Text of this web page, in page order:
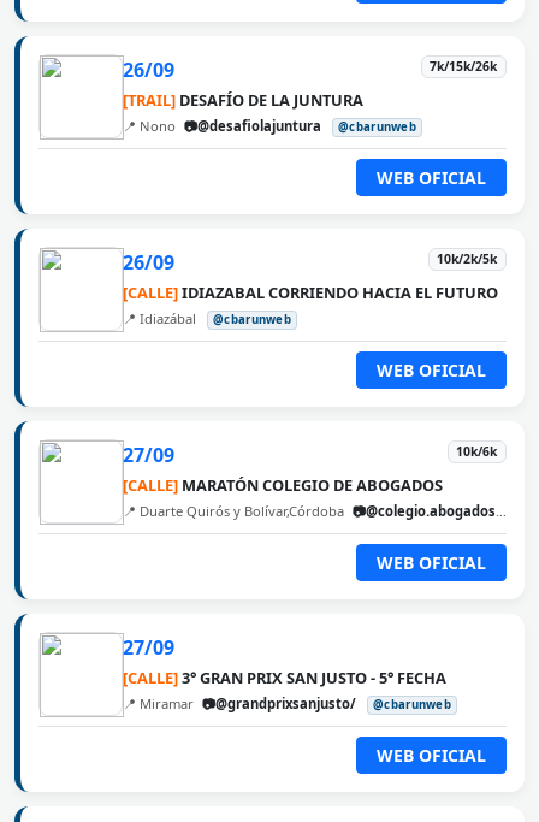
26/09 7k/15k/26k
[TRAIL] DESAFÍO DE LA JUNTURA
📍 Nono 📷@desafiolajuntura @cbarunweb
WEB OFICIAL
26/09 10k/2k/5k
[CALLE]IDIAZABAL CORRIENDO HACIA EL FUTURO
📍 Idiazábal @cbarunweb
WEB OFICIAL
27/09 10k/6k
[CALLE] MARATÓN COLEGIO DE ABOGADOS
📍 Duarte Quirós y Bolívar,Córdoba 📷@colegio.abogados.cordoba
WEB OFICIAL
27/09
[CALLE]3° GRAN PRIX SAN JUSTO - 5° FECHA
📍 Miramar 📷@grandprixsanjusto/ @cbarunweb
WEB OFICIAL